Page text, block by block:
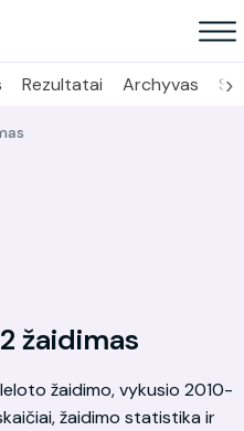
Rezultatai Archyvas ›
žaidimas
žaidimo, vykusio 2010-
žaidimo statistika ir